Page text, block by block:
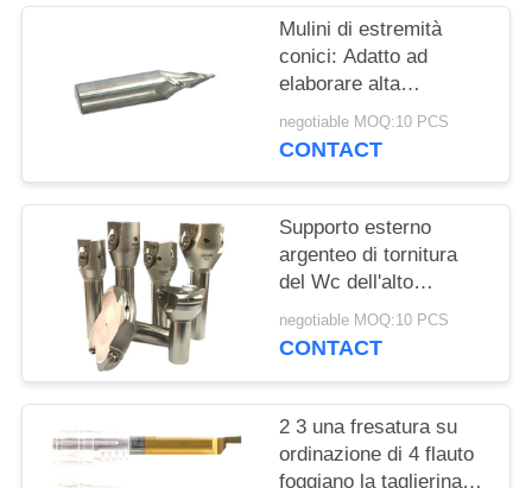
Mulini di estremità
conici: Adatto ad
elaborare alta
precisione del rame del
ghisa
negotiable MOQ:10 PCS
CONTACT
Supporto esterno
argenteo di tornitura
del Wc dell'alto
dell'alimentazione di
estremità argento
negotiable MOQ:10 PCS
CONTACT
2 3 una fresatura su
ordinazione di 4 flauto
foggiano la taglierina